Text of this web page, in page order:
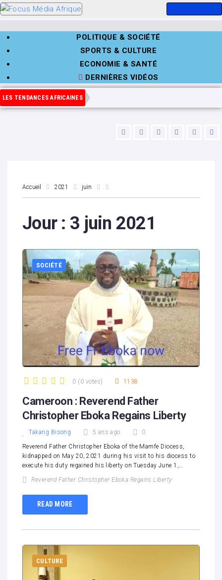
POLITIQUE & SOCIÉTÉ
SPORTS & CULTURE
ECONOMIE & SANTÉ
DERNIÈRES VIDÉOS
LES TENDANCES AFRICAINES
Accueil 2021 juin 3
Jour : 3 juin 2021
SOCIÉTÉ
0 (0 votes) 1138
Cameroon : Reverend Father
Christopher Eboka Regains Liberty
Takang Bisong 5 ans ago 0
Reverend Father Christopher Eboka of the Mamfe Diocess,
kidnapped on May 20, 2021 during his visit to his diocess to
execute his duty regained his liberty on Tuesday June 1,…
Reverend Father Christopher Eboka Regains Liberty
READ MORE
CULTURE